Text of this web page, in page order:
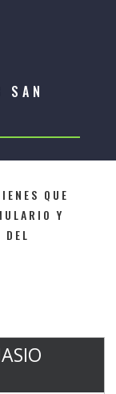
SAN
QUE
Y